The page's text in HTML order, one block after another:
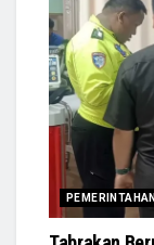
PEMERINTAHAN